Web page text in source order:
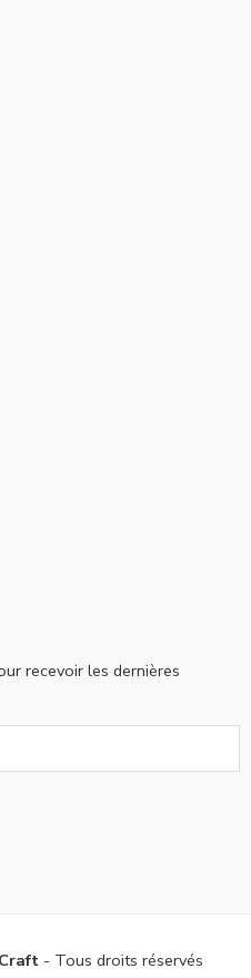
recevoir les dernières
- Tous droits réservés